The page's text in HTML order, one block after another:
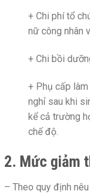
+ Chi phí tổ
nữ công nhân
+ Chi bồi
+ Phụ cấp
nghỉ sau khi
kể cả trường
chế độ.
2. Mức giảm
– Theo quy định